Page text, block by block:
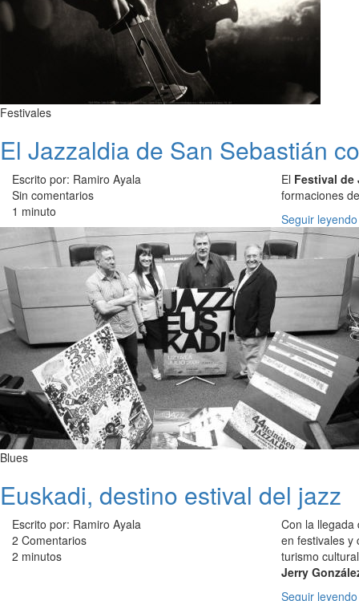
Festivales
El Jazzaldia de San Sebastián
Escrito por: Ramiro Ayala
Sin comentarios
1 minuto
El Festival de
formaciones
Seguir leyendo
Blues
Euskadi, destino estival del jazz
Escrito por: Ramiro Ayala
2 Comentarios
2 minutos
Con la llegada
en festivales y
turismo
Jerry
Seguir leyendo